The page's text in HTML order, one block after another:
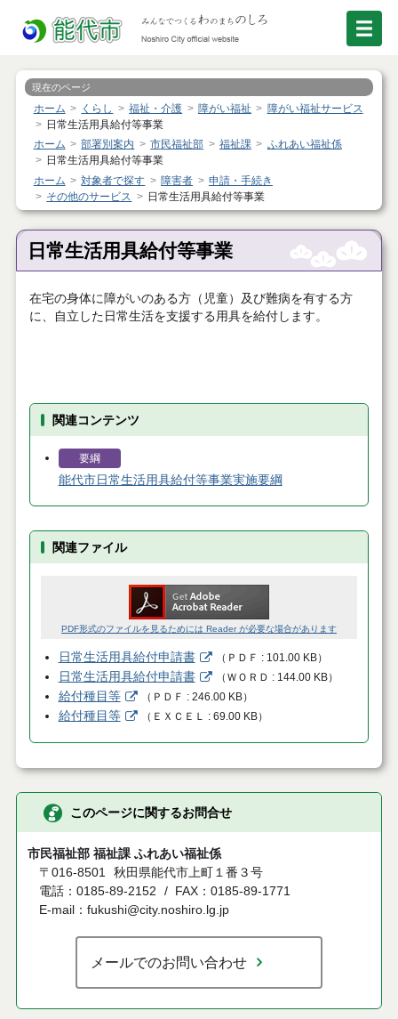
現在のページ
ホーム くらし 福祉・介護 障がい福祉
障がい福祉サービス
日常生活用具給付等事業
ホーム
部署別案内 市民福祉部 福祉課
ふれあい福祉係
日常生活用具給付等事業
ホーム
対象者で探す 障害者
申請・手続き
その他のサービス
日常生活用具給付等事業
日常生活用具給付等事業
在宅の身体に障がいのある方（児童）及び難病を有する方
に、自立した日常生活を支援する用具を給付します。
関連コンテンツ
要綱
能代市日常生活用具給付等事業実施要綱
関連ファイル
PDF形式のファイルを見るためには Reader が必要な場合があります
日常生活用具給付申請書 （ ＰＤＦ 101.00 KB）
日常生活用具給付申請書 （ ＷＯＲＤ 144.00 KB）
給付種目等 （ ＰＤＦ 246.00 KB）
給付種目等 （ ＥＸＣＥＬ 69.00 KB）
このページに関するお問合せ
市民福祉部 福祉課 ふれあい福祉係
〒016-8501 秋田県能代市上町１番３号
電話：0185-89-2152
FAX：0185-89-1771
E-mail：fukushi@city.noshiro.lg.jp
メールでのお問い合わせ